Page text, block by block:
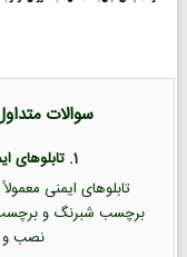
سوالات
1. تابلوهای ایمنی از چه جنسی ساخته می‌شوند؟
برچسب شبرنگ و
نصب و